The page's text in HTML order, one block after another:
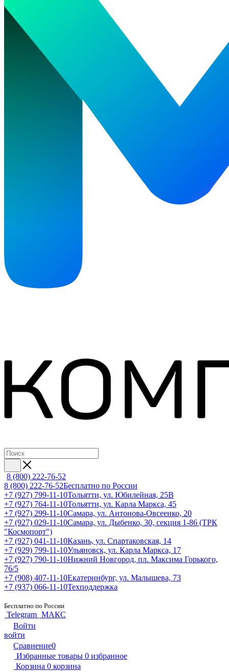
8 (800) 222-76-52
8 (800) 222-76-52Бесплатно по России
+7 (927) 799-11-10Тольятти, ул. Юбилейная, 25В
+7 (927) 764-11-10Тольятти, ул. Карла Маркса, 45
+7 (927) 299-11-10Самара, ул. Антонова-Овсеенко, 20
+7 (927) 029-11-10Самара, ул. Дыбенко, 30, секция 1-86 (ТРК
"Космопорт")
+7 (927) 041-11-10Казань, ул. Спартаковская, 14
+7 (929) 799-11-10Ульяновск, ул. Карла Маркса, 17
+7 (927) 790-11-10Нижний Новгород, пл. Максима Горького,
76/5
+7 (908) 407-11-10Екатеринбург, ул. Малышева, 73
+7 (937) 066-11-10Техподдержка
Бесплатно по России
Telegram МАКС
Войти
войти
Сравнение0
Избранные товары 0 избранное
Корзина 0 корзина